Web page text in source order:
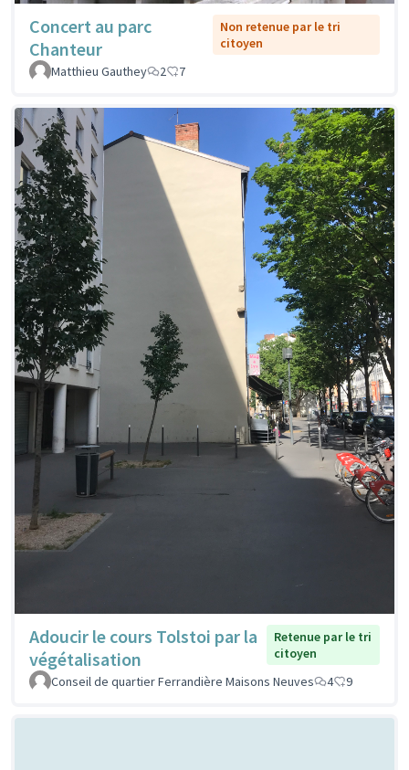
Concert au parc
Chanteur
Non retenue par le tri
citoyen
Matthieu Gauthey
2 7
Adoucir le cours Tolstoi par la
végétalisation
Retenue par le tri
citoyen
Conseil de quartier Ferrandière Maisons Neuves
4 9